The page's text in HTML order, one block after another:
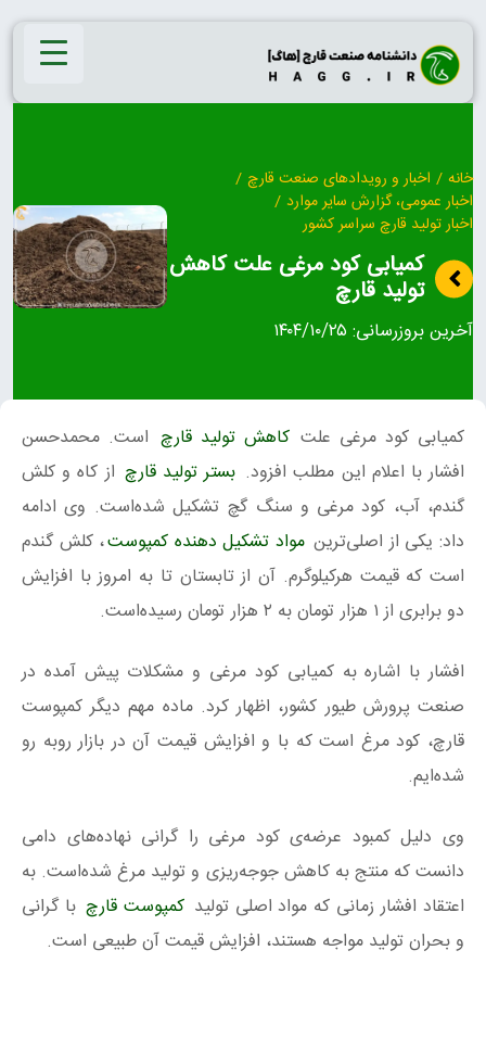
Skip
content
خانه / اخبار و رویدادهای صنعت قارچ /
اخبار عمومی، گزارش سایر موارد /
اخبار تولید قارچ سراسر کشور
کمیابی کود مرغی علت کاهش
تولید قارچ
آخرین بروزرسانی: ۱۴۰۴/۱۰/۲۵
کمیابی کود مرغی علت کاهش تولید قارچ است. محمدحسن
افشار با اعلام این مطلب افزود. بستر تولید قارچ از کاه و کلش
گندم، آب، کود مرغی و سنگ گچ تشکیل شده‌است. وی ادامه
داد: یکی از اصلی‌ترین مواد تشکیل دهنده کمپوست، کلش گندم
است که قیمت هرکیلوگرم. آن از تابستان تا به امروز با افزایش
دو برابری از ۱ هزار تومان به ۲ هزار تومان رسیده‌است.
افشار با اشاره به کمیابی کود مرغی و مشکلات پیش آمده در
صنعت پرورش طیور کشور، اظهار کرد. ماده مهم دیگر کمپوست
قارچ، کود مرغ است که با و افزایش قیمت آن در بازار روبه رو
شده‌ایم.
وی دلیل کمبود عرضه‌ی کود مرغی را گرانی نهاده‌های دامی
دانست که منتج به کاهش جوجه‌ریزی و تولید مرغ شده‌است. به
اعتقاد افشار زمانی که مواد اصلی تولید کمپوست قارچ با گرانی
و بحران تولید مواجه هستند، افزایش قیمت آن طبیعی است.